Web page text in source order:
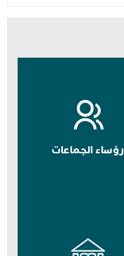
رؤساء الجماعات